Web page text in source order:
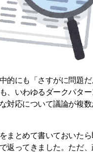
的にも「さすがに問題
、いわゆるダークパタ
対応について議論が複
まとめて書いておいた
返ってきました。ただ